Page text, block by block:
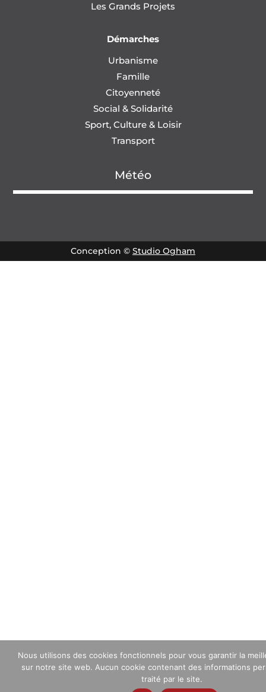
Les Grands Projets
Démarches
Urbanisme
Famille
Citoyenneté
Social & Solidarité
Sport, Culture & Loisir
Transport
Météo
Conception © Studio Ogham
Nous utilisons des cookies fonctionnels pour vous garantir la
sur notre site web. Aucun cookie contenant des informations
traité par le site.